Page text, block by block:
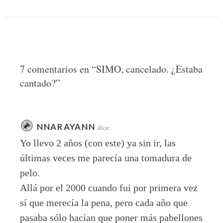
7 comentarios en “SIMO, cancelado. ¿Estaba
cantado?”
NNARAYANN dice:
Yo llevo 2 años (con este) ya sin ir, las
últimas veces me parecía una tomadura de
pelo.
Allá por el 2000 cuando fui por primera vez
sí que merecía la pena, pero cada año que
pasaba sólo hacían que poner más pabellones